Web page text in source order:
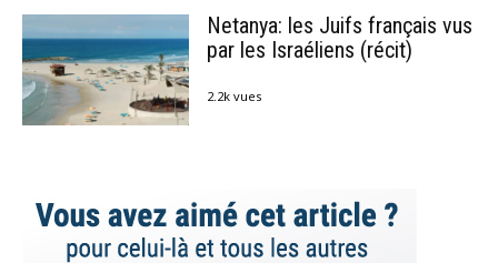
Netanya: les Juifs français vus
par les Israéliens (récit)
2.2k vues